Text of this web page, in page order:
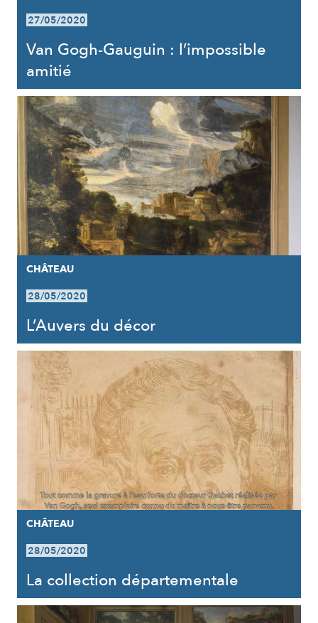
27/05/2020
Van Gogh-Gauguin : l’impossible
amitié
CHÂTEAU
28/05/2020
L’Auvers du décor
CHÂTEAU
28/05/2020
La collection départementale